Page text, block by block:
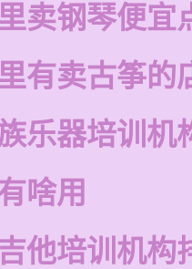
卖钢琴便宜
有卖古筝的
乐器培训机
啥用
他培训机构